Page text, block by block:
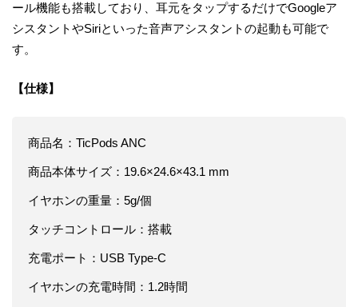
ール機能も搭載しており、耳元をタップするだけでGoogleア
シスタントやSiriといった音声アシスタントの起動も可能で
す。
【仕様】
商品名：TicPods ANC
商品本体サイズ：19.6×24.6×43.1 mm
イヤホンの重量：5g/個
タッチコントロール：搭載
充電ポート：USB Type-C
イヤホンの充電時間：1.2時間